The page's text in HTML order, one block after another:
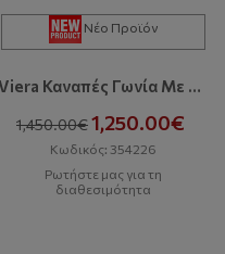
Νέο Προϊόν
Viera Καναπές Γωνία Με Κρεβάτι Και Αποθηκευτικό Χώρο
1,450.00€1,250.00€
Κωδικός: 354226
Ρωτήστε μας για τη
διαθεσιμότητα